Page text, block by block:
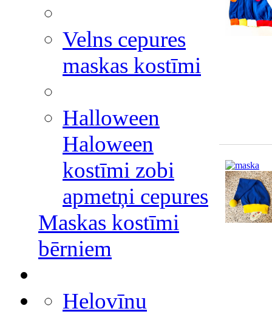
Velns cepures
maskas kostīmi
Halloween
Haloween
kostīmi zobi
apmetņi cepures
Maskas kostīmi
bērniem
Helovīnu